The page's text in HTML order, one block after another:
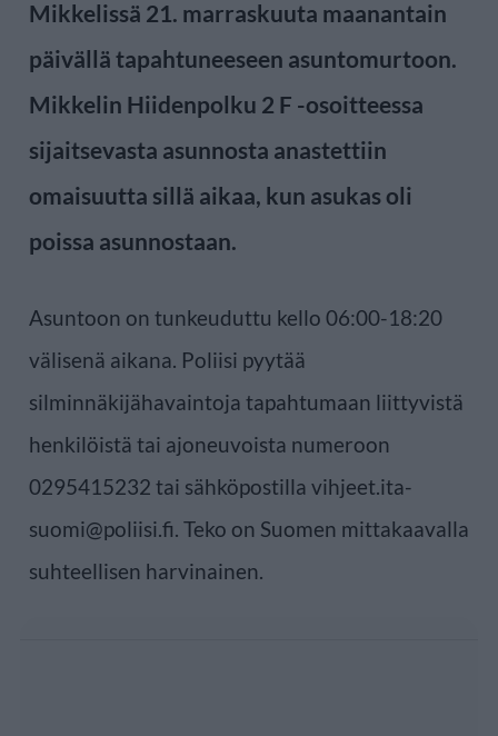
Mikkelissä 21. marraskuuta maanantain
päivällä tapahtuneeseen asuntomurtoon.
Mikkelin Hiidenpolku 2 F -osoitteessa
sijaitsevasta asunnosta anastettiin
omaisuutta sillä aikaa, kun asukas oli
poissa asunnostaan.
Asuntoon on tunkeuduttu kello 06:00-18:20
välisenä aikana. Poliisi pyytää
silminnäkijähavaintoja tapahtumaan liittyvistä
henkilöistä tai ajoneuvoista numeroon
0295415232 tai sähköpostilla vihjeet.ita-
suomi@poliisi.fi. Teko on Suomen mittakaavalla
suhteellisen harvinainen.